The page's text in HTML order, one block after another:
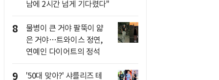
남에 2시간 넘게 기다렸다"
8
물병이 큰 거야 팔뚝이 얇
은 거야…트와이스 정연,
연예인 다이어트의 정석
9 '50대 맞아?' 샤를리즈 테